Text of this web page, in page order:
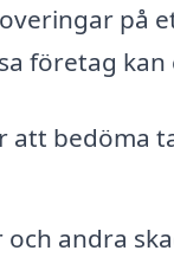
på
företag kan
att bedöma
andra